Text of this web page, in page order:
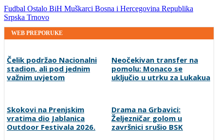
Fudbal Ostalo BiH Muškarci Bosna i Hercegovina Republika
Srpska Trnovo
WEB PREPORUKE
Čelik podržao Nacionalni
stadion, ali pod jednim
važnim uvjetom
Neočekivan transfer na
pomolu: Monaco se
uključio u utrku za Lukakua